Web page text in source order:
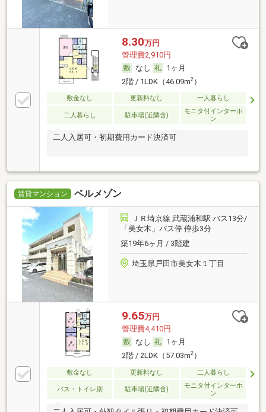
8.30万円
管理費2,910円
なし
1ヶ月
2階 / 1LDK（46.09m2）
敷金なし 更新料なし 一人暮らし
二人暮らし 駐車場(近隣含)
モニタ付インターホ
ン
二人入居可・初期費用カード決済可
賃貸マンション ベルメゾン
ＪＲ埼京線 武蔵浦和駅 バス13分/
「美女木」バス停 停歩3分
築19年6ヶ月 / 3階建
埼玉県戸田市美女木１丁目
9.65万円
管理費4,410円
なし
1ヶ月
2階 / 2LDK（57.03m2）
敷金なし 更新料なし 二人暮らし
バス・トイレ別 駐車場(近隣含)
モニタ付インターホ
ン